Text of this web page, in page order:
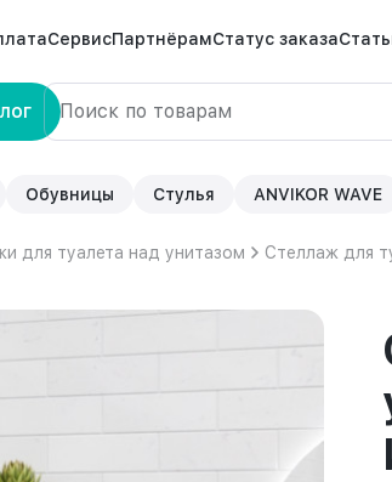
СервисПартнёрамСтатус заказа
Обувницы Стулья ANVIKOR WAVE
для туалета над унитазом Стеллаж для